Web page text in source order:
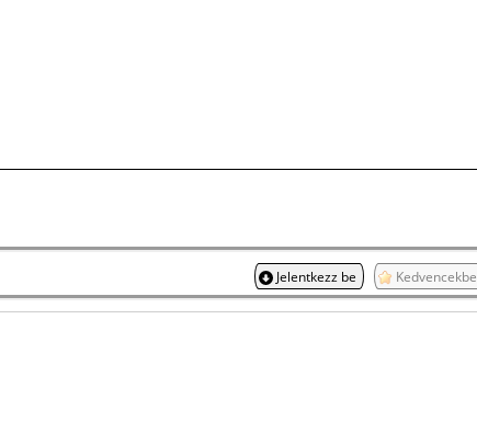
Jelentkezz be Kedvencekbe